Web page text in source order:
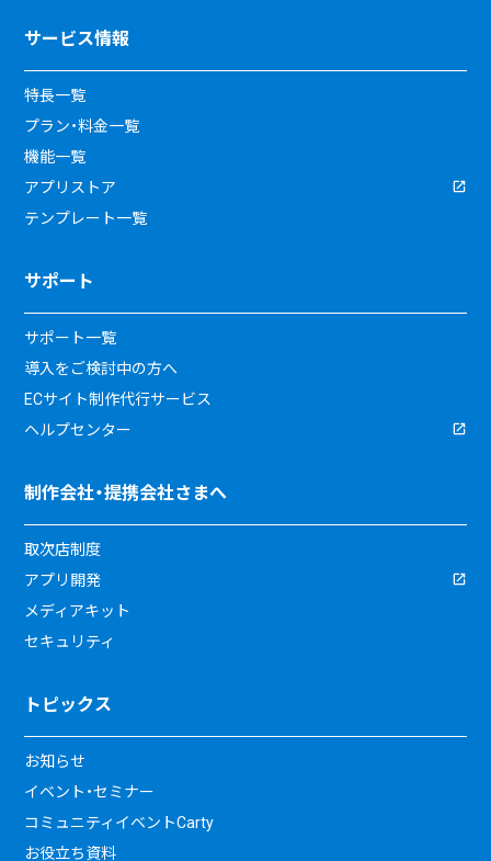
サービス情報
特長一覧
プラン・料金一覧
機能一覧
アプリストア
テンプレート一覧
サポート
サポート一覧
導入をご検討中の方へ
ECサイト制作代行サービス
ヘルプセンター
制作会社・提携会社さまへ
取次店制度
アプリ開発
メディアキット
セキュリティ
トピックス
お知らせ
イベント・セミナー
コミュニティイベントCarty
お役立ち資料